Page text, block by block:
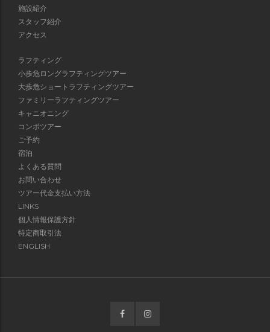
施設紹介
スタッフ紹介
アクセス
ラフティング
小歩危ロングラフティングツアー
大歩危ショートラフティングツアー
ファミリーラフティングツアー
キャニオニング
コンボツアー
ご予約
宿泊
よくある質問
お問い合わせ
ツアー代金支払い方法
LINKS
個人情報保護方針
特定商取引法
ENGLISH